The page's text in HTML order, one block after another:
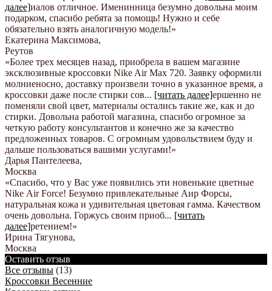
далее]иалов отличное. Именинница безумно довольна моим
подарком, спасибо ребята за помощь! Нужно и себе
обязательно взять аналогичную модель!»
Екатерина Максимова,
Реутов
«Более трех месяцев назад, приобрела в вашем магазине
эксклюзивные кроссовки Nike Air Max 720. Заявку оформили
молниеносно, доставку произвели точно в указанное время, а
кроссовки даже после стирки сов... [читать далее]ершенно не
поменяли свой цвет, материалы остались такие же, как и до
стирки. Довольна работой магазина, спасибо огромное за
четкую работу консультантов и конечно же за качество
предложенных товаров. С огромным удовольствием буду и
дальше пользоваться вашими услугами!»
Дарья Пантелеева,
Москва
«Спасибо, что у Вас уже появились эти новенькие цветные
Nike Аir Force! Безумно привлекательные Аир Форсы,
натуральная кожа и удивительная цветовая гамма. Качеством
очень довольна. Горжусь своим приоб... [читать
далее]ретением!»
Ирина Тягунова,
Москва
Оставить отзыв
Все отзывы (13)
Кроссовки Весенние